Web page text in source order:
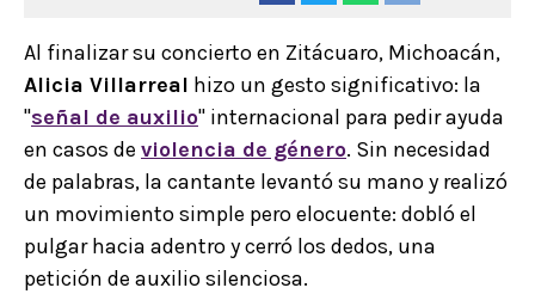
Al finalizar su concierto en Zitácuaro, Michoacán,
Alicia Villarreal hizo un gesto significativo: la
"señal de auxilio" internacional para pedir ayuda
en casos de violencia de género. Sin necesidad
de palabras, la cantante levantó su mano y realizó
un movimiento simple pero elocuente: dobló el
pulgar hacia adentro y cerró los dedos, una
petición de auxilio silenciosa.